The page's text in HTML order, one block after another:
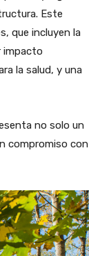
Este
que incluyen la
impacto
la salud, y una
no solo un
compromiso con